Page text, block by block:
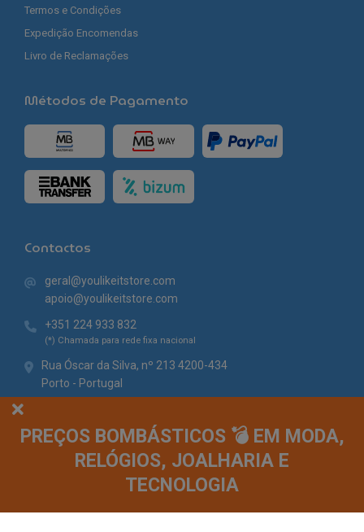
PREÇOS BOMBÁSTICOS 💣 EM MODA,
RELÓGIOS, JOALHARIA E
TECNOLOGIA
Termos e Condições
Expedição Encomendas
Livro de Reclamações
Métodos de Pagamento
Contactos
geral@youlikeitstore.com
apoio@youlikeitstore.com
+351 224 933 832
(*) Chamada para rede fixa nacional
Rua Óscar da Silva, nº 213 4200-434
Porto - Portugal